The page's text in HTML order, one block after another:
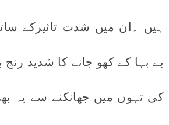
ہیں ۔ان میں شدت تاثیرکے
بے بہا کے کھو جانے کا شدید
کی تہوں میں جھانکنے سے یہ